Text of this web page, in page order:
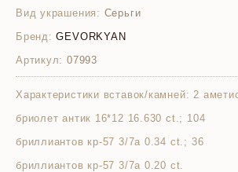
Вид украшения: Серьги
Бренд: GEVORKYAN
Артикул: 07993
Характеристики вставок/камней: 2
бриолет антик 16*12 16.630 ct.; 104
бриллиантов кр-57 3/7а 0.34 ct.; 36
бриллиантов кр-57 3/7а 0.20 ct.